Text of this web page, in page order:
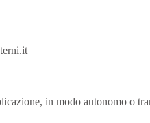
in modo autonomo o